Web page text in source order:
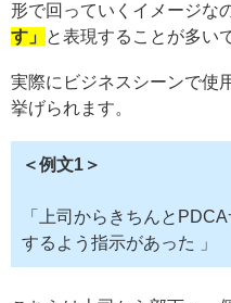
形で回っていくイメージな
す」
と表現することが多い
実際にビジネスシーンで使
挙げられます。
＜例文1＞
「上司からきちんと
するよう指示があった 」